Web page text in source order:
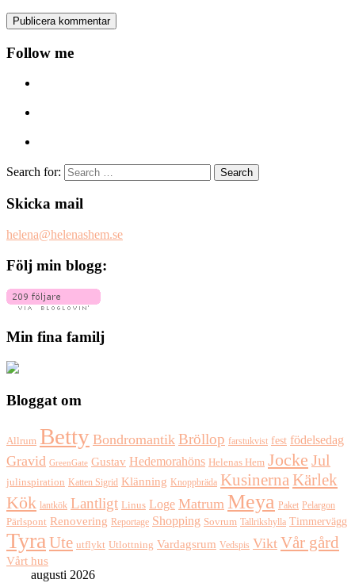
Follow me
Search for:
Skicka mail
helena@helenashem.se
Följ min blogg:
Min fina familj
Bloggat om
Allrum Betty Bondromantik Bröllop farstukvist fest födelsedag
Gravid GreenGate Gustav Hedemorahöns Helenas Hem Jocke Jul
julinspiration Katten Sigrid Klänning Knoppbräda KusinernaKärlek
Kök lantkök Lantligt Linus Loge Matrum Meya Paket Pelargon
Pärlspont Renovering Reportage Shopping Sovrum Tallrikshylla Timmervägg
TyraUte utflykt Utlottning Vardagsrum Vedspis Vikt Vår gård
Vårt hus
augusti 2026